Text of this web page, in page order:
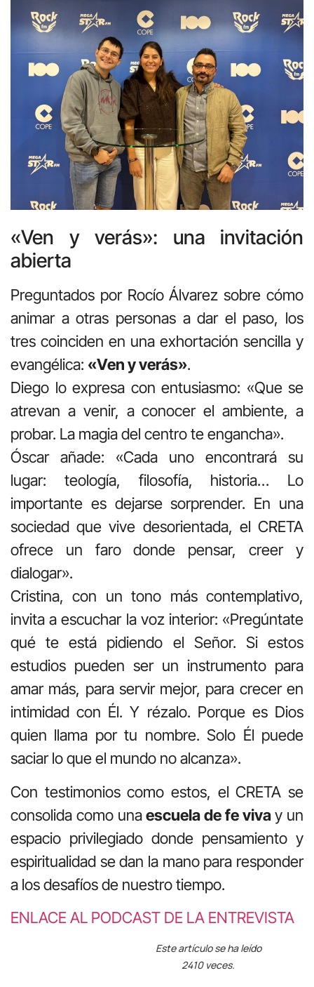
«Ven y verás»: una invitación
abierta
Preguntados por Rocío Álvarez sobre cómo
animar a otras personas a dar el paso, los
tres coinciden en una exhortación sencilla y
evangélica: «Ven y verás».
Diego lo expresa con entusiasmo: «Que se
atrevan a venir, a conocer el ambiente, a
probar. La magia del centro te engancha».
Óscar añade: «Cada uno encontrará su
lugar: teología, filosofía, historia… Lo
importante es dejarse sorprender. En una
sociedad que vive desorientada, el CRETA
ofrece un faro donde pensar, creer y
dialogar».
Cristina, con un tono más contemplativo,
invita a escuchar la voz interior: «Pregúntate
qué te está pidiendo el Señor. Si estos
estudios pueden ser un instrumento para
amar más, para servir mejor, para crecer en
intimidad con Él. Y rézalo. Porque es Dios
quien llama por tu nombre. Solo Él puede
saciar lo que el mundo no alcanza».
Con testimonios como estos, el CRETA se
consolida como unaescuela de fe vivay un
espacio privilegiado donde pensamiento y
espiritualidad se dan la mano para responder
a los desafíos de nuestro tiempo.
ENLACE AL PODCAST DE LA ENTREVISTA
Este artículo se ha leído
2410 veces.